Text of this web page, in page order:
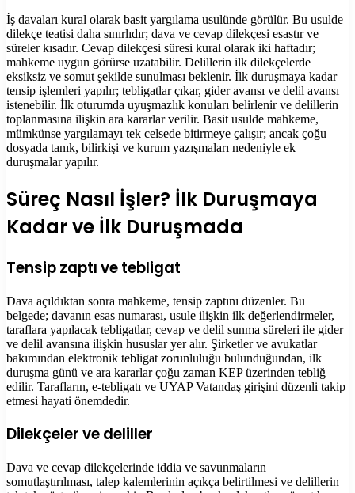
İş davaları kural olarak basit yargılama usulünde görülür. Bu usulde
dilekçe teatisi daha sınırlıdır; dava ve cevap dilekçesi esastır ve
süreler kısadır. Cevap dilekçesi süresi kural olarak iki haftadır;
mahkeme uygun görürse uzatabilir. Delillerin ilk dilekçelerde
eksiksiz ve somut şekilde sunulması beklenir. İlk duruşmaya kadar
tensip işlemleri yapılır; tebligatlar çıkar, gider avansı ve delil avansı
istenebilir. İlk oturumda uyuşmazlık konuları belirlenir ve delillerin
toplanmasına ilişkin ara kararlar verilir. Basit usulde mahkeme,
mümkünse yargılamayı tek celsede bitirmeye çalışır; ancak çoğu
dosyada tanık, bilirkişi ve kurum yazışmaları nedeniyle ek
duruşmalar yapılır.
Süreç Nasıl İşler? İlk Duruşmaya
Kadar ve İlk Duruşmada
Tensip zaptı ve tebligat
Dava açıldıktan sonra mahkeme, tensip zaptını düzenler. Bu
belgede; davanın esas numarası, usule ilişkin ilk değerlendirmeler,
taraflara yapılacak tebligatlar, cevap ve delil sunma süreleri ile gider
ve delil avansına ilişkin hususlar yer alır. Şirketler ve avukatlar
bakımından elektronik tebligat zorunluluğu bulunduğundan, ilk
duruşma günü ve ara kararlar çoğu zaman KEP üzerinden tebliğ
edilir. Tarafların, e-tebligatı ve UYAP Vatandaş girişini düzenli takip
etmesi hayati önemdedir.
Dilekçeler ve deliller
Dava ve cevap dilekçelerinde iddia ve savunmaların
somutlaştırılması, talep kalemlerinin açıkça belirtilmesi ve delillerin